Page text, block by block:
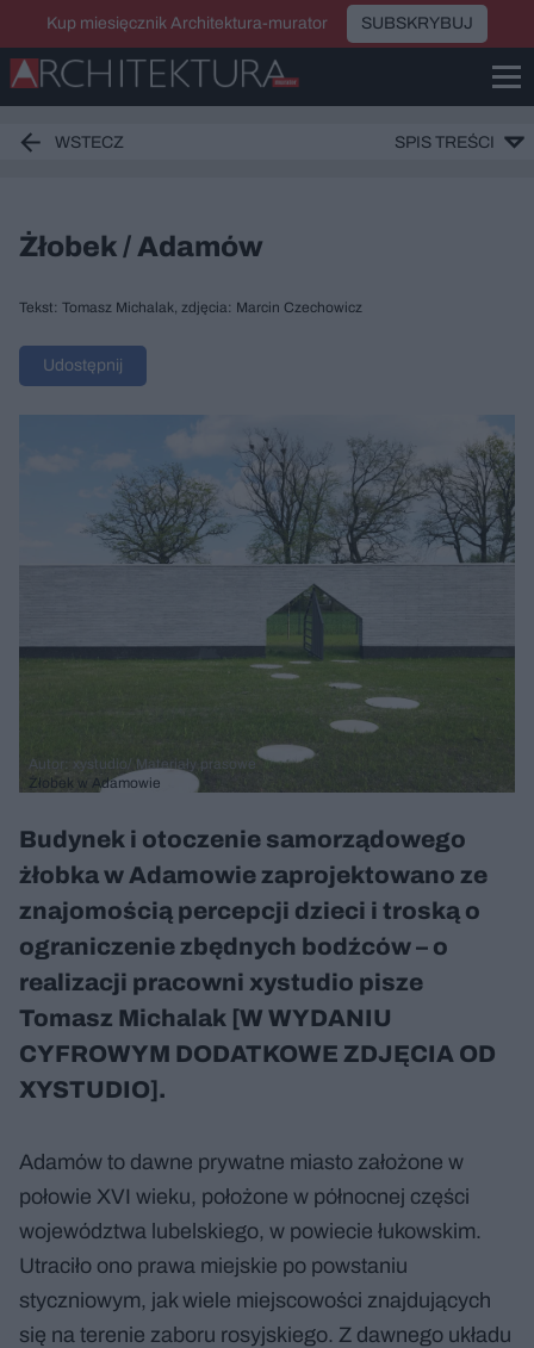
Kup miesięcznik Architektura-murator SUBSKRYBUJ
WSTECZ SPIS TREŚCI
Żłobek / Adamów
Tekst: Tomasz Michalak, zdjęcia: Marcin Czechowicz
Udostępnij
Autor: xystudio/ Materiały prasowe
Żłobek w Adamowie
Budynek i otoczenie samorządowego
żłobka w Adamowie zaprojektowano ze
znajomością percepcji dzieci i troską o
ograniczenie zbędnych bodźców – o
realizacji pracowni xystudio pisze
Tomasz Michalak [W WYDANIU
CYFROWYM DODATKOWE ZDJĘCIA OD
XYSTUDIO].
Adamów to dawne prywatne miasto założone w
połowie XVI wieku, położone w północnej części
województwa lubelskiego, w powiecie łukowskim.
Utraciło ono prawa miejskie po powstaniu
styczniowym, jak wiele miejscowości znajdujących
się na terenie zaboru rosyjskiego. Z dawnego układu